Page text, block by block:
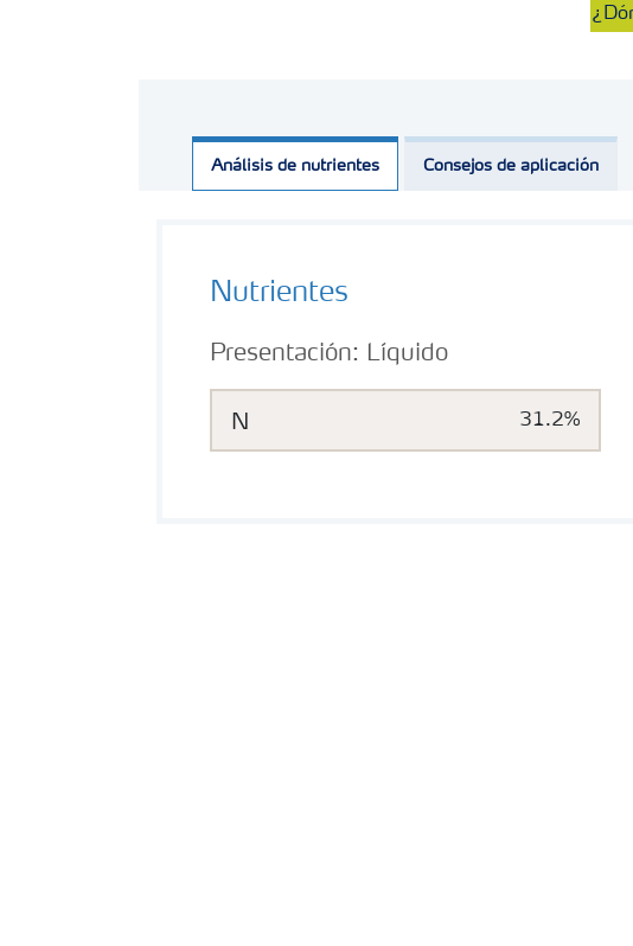
Análisis de nutrientes Consejos de aplicación
Nutrientes
N 31.2%
Presentación: Líquido